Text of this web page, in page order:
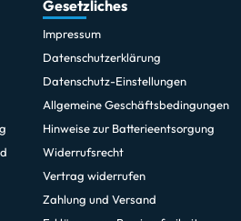
Gesetzliches
Impressum
Datenschutzerklärung
Datenschutz-Einstellungen
Allgemeine Geschäftsbedingungen
Hinweise zur Batterieentsorgung
Widerrufsrecht
Vertrag widerrufen
Zahlung und Versand